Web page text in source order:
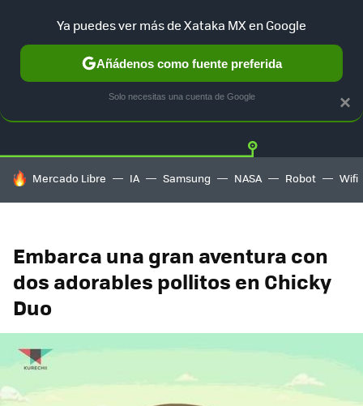
Twitter
HOY SE HABLA DE
Mercado Libre IA Samsung NASA Robot Wifi
Embarca una gran aventura con
dos adorables pollitos en Chicky
Duo
×
Ya puedes ver más de Xataka MX en Google
Añádenos como fuente preferida
Solo necesitas una cuenta de Google